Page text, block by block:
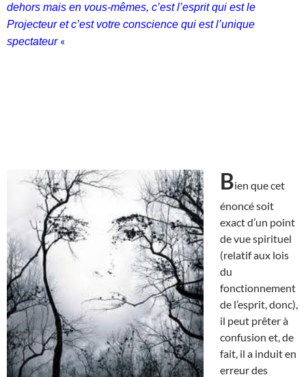
dehors mais en vous-mêmes, c’est l’esprit qui est le
Projecteur et c’est votre conscience qui est l’unique
spectateur «
Bien que cet
énoncé soit
exact d’un point
de vue spirituel
(relatif aux lois
du
fonctionnement
de l’esprit, donc),
il peut prêter à
confusion et, de
fait, il a induit en
erreur des